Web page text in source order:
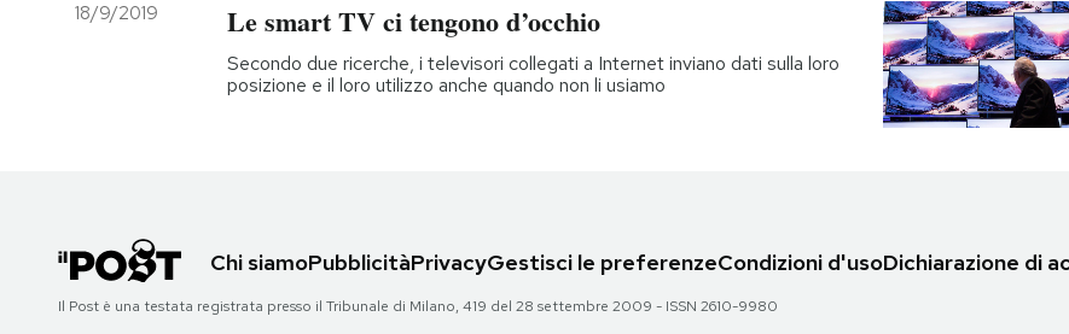
18/9/2019 Le smart TV ci tengono d’occhio
Secondo due ricerche, i televisori collegati a Internet inviano dati sulla loro
posizione e il loro utilizzo anche quando non li usiamo
Chi siamoPubblicitàPrivacyGestisci le preferenzeCondizioni d'usoDichiarazione di
Il Post è una testata registrata presso il Tribunale di Milano, 419 del 28 settembre 2009 - ISSN 2610-9980